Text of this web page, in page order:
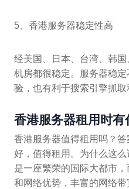
5、香港服务器稳定性高
经美国、日本、台湾、韩
机房都很稳定。服务器稳
验，也有利于搜索引擎抓取
香港服务器租用时有
香港服务器值得租用吗？
好，值得租用。为什么这
是一座繁荣的国际大都市
和网络优势，丰富的网络带